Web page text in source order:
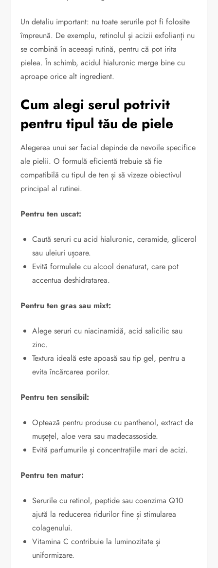
Un detaliu important: nu toate serurile pot fi folosite
împreună. De exemplu, retinolul și acizii exfolianți nu
se combină în aceeași rutină, pentru că pot irita
pielea. În schimb, acidul hialuronic merge bine cu
aproape orice alt ingredient.
Cum alegi serul potrivit
pentru tipul tău de piele
Alegerea unui ser facial depinde de nevoile specifice
ale pielii. O formulă eficientă trebuie să fie
compatibilă cu tipul de ten și să vizeze obiectivul
principal al rutinei.
Pentru ten uscat:
Caută seruri cu acid hialuronic, ceramide, glicerol
sau uleiuri ușoare.
Evită formulele cu alcool denaturat, care pot
accentua deshidratarea.
Pentru ten gras sau mixt:
Alege seruri cu niacinamidă, acid salicilic sau
zinc.
Textura ideală este apoasă sau tip gel, pentru a
evita încărcarea porilor.
Pentru ten sensibil:
Optează pentru produse cu panthenol, extract de
mușețel, aloe vera sau madecassoside.
Evită parfumurile și concentrațiile mari de acizi.
Pentru ten matur:
Serurile cu retinol, peptide sau coenzima Q10
ajută la reducerea ridurilor fine și stimularea
colagenului.
Vitamina C contribuie la luminozitate și
uniformizare.